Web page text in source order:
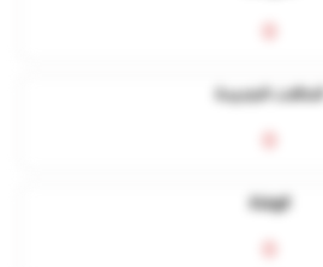
0
الحالات الجديدة
0
الوفاة
0